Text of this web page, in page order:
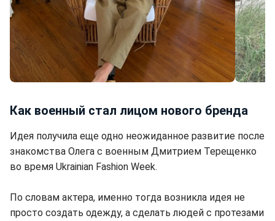
Как военный стал лицом нового бренда
Идея получила еще одно неожиданное развитие после
знакомства Олега с военным Дмитрием Терещенко
во время Ukrainian Fashion Week.
По словам актера, именно тогда возникла идея не
просто создать одежду, а сделать людей с протезами